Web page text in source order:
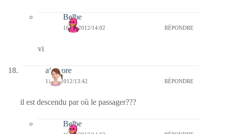
Belbe
16/09/2012/14:02 RÉPONDRE
vi
afaurore
11/09/2012/13:42 RÉPONDRE
il est descendu par où le passager???
Belbe